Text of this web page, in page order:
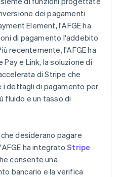
dei pagamenti
Element, l'AFGE ha
di pagamento l'addebito
recentemente, l'AFGE ha
e Link, la soluzione di
di Stripe che
dettagli di pagamento per
fluido e un tasso di
desiderano pagare
ha integratoStripe
consente una
bancario e la verifica